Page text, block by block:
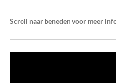
Scroll naar beneden voor meer